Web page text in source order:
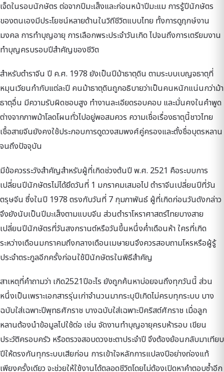
เจ็ดในรอบนักษัตร ต่อจากปีมะเส็งและก่อนหน้าปีมะแม การรู้ปีนักษัตร
ของตนเองมีประโยชน์หลายด้านในวิถีชีวิตแบบไทย ทั้งการดูฤกษ์งาน
มงคล การทำบุญอายุ การเลือกพระประจำวันเกิด ไปจนถึงการเตรียมงาน
ทำบุญครบรอบปีสำคัญของชีวิต
สำหรับตำราจีน ปี ค.ศ. 1978 ยังเป็นปีม้าธาตุดิน ตามระบบเบญจธาตุที่
หมุนเวียนกำกับแต่ละปี คนม้าธาตุดินถูกอธิบายว่าเป็นคนหนักแน่นกว่าม้า
ธาตุอื่น มีความรับผิดชอบสูง ทำงานละเอียดรอบคอบ และมั่นคงในคำพูด
ต่างจากภาพม้าโลดโผนทั่วไปอยู่พอสมควร ความเชื่อเรื่องธาตุนี้ชาวไทย
เชื้อสายจีนยังคงใช้ประกอบการดูดวงสมพงศ์คู่ครองและตั้งชื่อบุตรหลาน
จนถึงปัจจุบัน
มีข้อควรระวังสำคัญสำหรับผู้ที่เกิดช่วงต้นปี พ.ศ. 2521 คือระบบการ
เปลี่ยนปีนักษัตรไม่ได้ยึดวันที่ 1 มกราคมเสมอไป ตำราจีนเปลี่ยนปีที่วัน
ตรุษจีน ซึ่งในปี 1978 ตรงกับวันที่ 7 กุมภาพันธ์ ผู้ที่เกิดก่อนวันดังกล่าว
จึงยังนับเป็นปีมะเส็งตามแบบจีน ส่วนตำราโหราศาสตร์ไทยบางสาย
เปลี่ยนปีนักษัตรที่วันสงกรานต์หรือวันขึ้นหนึ่งค่ำเดือนห้า ใครที่เกิด
ระหว่างเดือนมกราคมถึงกลางเดือนเมษายนจึงควรสอบถามโหรหรือผู้รู้
ประจำตระกูลอีกครั้งก่อนใช้ปีนักษัตรในพิธีสำคัญ
สาเหตุที่คำถามว่า เกิด2521ปีอะไร ยังถูกค้นหาบ่อยจนถึงทุกวันนี้ ส่วน
หนึ่งเป็นเพราะเอกสารรุ่นเก่าจำนวนมากระบุปีเกิดไม่ครบทุกระบบ บาง
ฉบับใส่เฉพาะปีพุทธศักราช บางฉบับใส่เฉพาะปีคริสต์ศักราช เมื่อลูก
หลานต้องนำข้อมูลไปใช้ต่อ เช่น จัดงานทำบุญอายุครบห้ารอบ เขียน
ประวัติครอบครัว หรือตรวจสอบดวงชะตาประจำปี จึงต้องย้อนกลับมาเทียบ
ปีให้ตรงกันทุกระบบเสียก่อน การเข้าใจหลักการแปลงปีอย่างถ่องแท้
เพียงครั้งเดียว จะช่วยให้ใช้งานได้ตลอดชีวิตโดยไม่ต้องเปิดหาคำตอบซ้ำอีก